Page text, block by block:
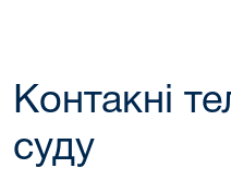
Контакні
суду